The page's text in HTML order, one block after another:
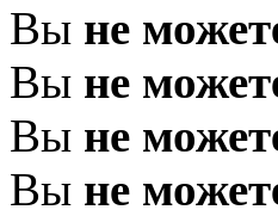
Вы не
Вы не
Вы не
Вы не